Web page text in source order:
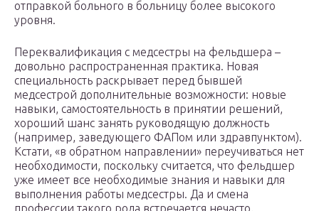
отправкой больного в больницу более высокого
уровня.
Переквалификация с медсестры на фельдшера –
довольно распространенная практика. Новая
специальность раскрывает перед бывшей
медсестрой дополнительные возможности: новые
навыки, самостоятельность в принятии решений,
хороший шанс занять руководящую должность
(например, заведующего ФАПом или здравпунктом).
Кстати, «в обратном направлении» переучиваться нет
необходимости, поскольку считается, что фельдшер
уже имеет все необходимые знания и навыки для
выполнения работы медсестры. Да и смена
профессии такого рода встречается нечасто,